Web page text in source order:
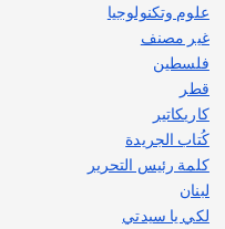
علوم وتكنولوجيا
غير مصنف
فلسطين
قطر
كاريكاتير
كُتاب الجريدة
كلمة رئيس التحرير
لبنان
لكي يا سيدتي